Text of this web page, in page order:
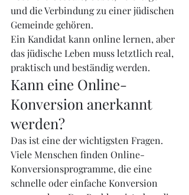
und die Verbindung zu einer jüdischen
Gemeinde gehören.
Ein Kandidat kann online lernen, aber
das jüdische Leben muss letztlich real,
praktisch und beständig werden.
Kann eine Online-
Konversion anerkannt
werden?
Das ist eine der wichtigsten Fragen.
Viele Menschen finden Online-
Konversionsprogramme, die eine
schnelle oder einfache Konversion